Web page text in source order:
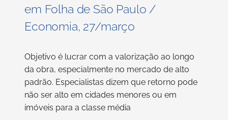
em Folha de São Paulo /
Economia, 27/março
Objetivo é lucrar com a valorização ao longo
da obra, especialmente no mercado de alto
padrão. Especialistas dizem que retorno pode
não ser alto em cidades menores ou em
imóveis para a classe média